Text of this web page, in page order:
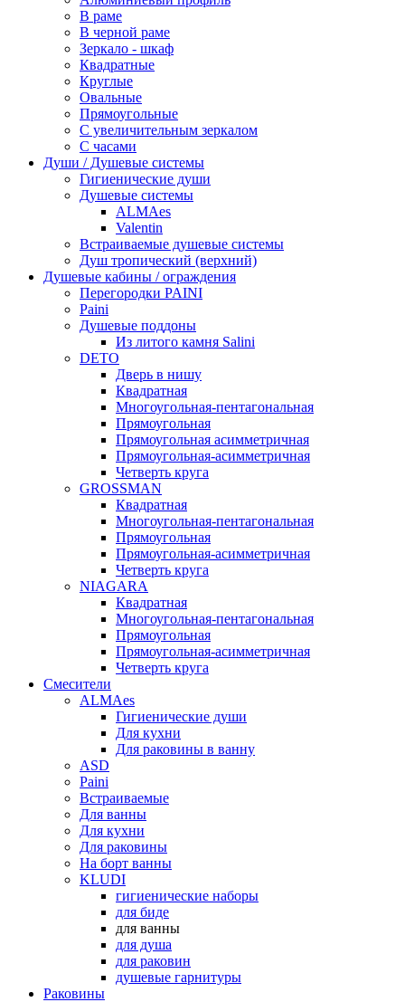
В раме
В черной раме
Зеркало - шкаф
Квадратные
Круглые
Овальные
Прямоугольные
С увеличительным зеркалом
С часами
Души / Душевые системы
Гигиенические души
Душевые системы
ALMAes
Valentin
Встраиваемые душевые системы
Душ тропический (верхний)
Душевые кабины / ограждения
Перегородки PAINI
Paini
Душевые поддоны
Из литого камня Salini
DETO
Дверь в нишу
Квадратная
Многоугольная-пентагональная
Прямоугольная
Прямоугольная асимметричная
Прямоугольная-асимметричная
Четверть круга
GROSSMAN
Квадратная
Многоугольная-пентагональная
Прямоугольная
Прямоугольная-асимметричная
Четверть круга
NIAGARA
Квадратная
Многоугольная-пентагональная
Прямоугольная
Прямоугольная-асимметричная
Четверть круга
Смесители
ALMAes
Гигиенические души
Для кухни
Для раковины в ванну
ASD
Paini
Встраиваемые
Для ванны
Для кухни
Для раковины
На борт ванны
KLUDI
гигиенические наборы
для биде
для ванны
для душа
для раковин
душевые гарнитуры
Раковины